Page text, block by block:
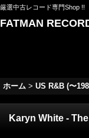
厳選中古レコード専門Shop !!
FATMAN
ホーム > US R&B (〜
Karyn White -